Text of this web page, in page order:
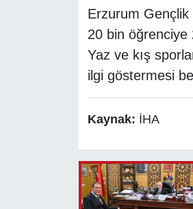
Erzurum Gençlik
20 bin öğrenciye
Yaz ve kış
ilgi göstermesi
Kaynak: İHA